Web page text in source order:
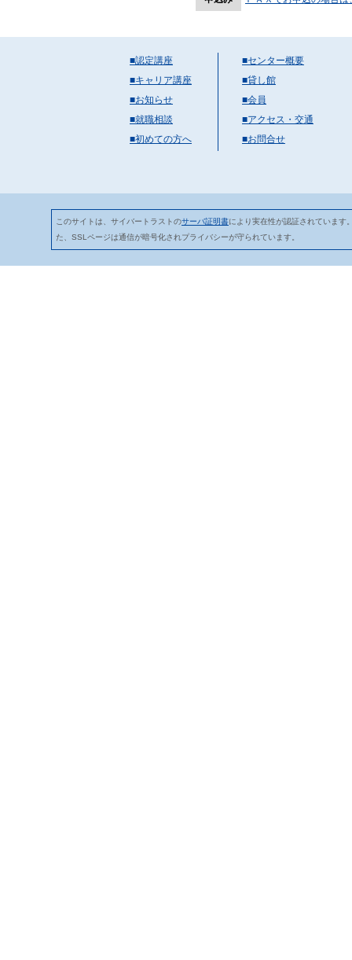
■認定講座
■キャリア講座
■お知らせ
■就職相談
■初めての方へ
■センター概要
■貸し館
■会員
■アクセス・交通
■お問合せ
このサイトは、サイバートラストのサーバ証明書により実在性が認証されています
た、SSLページは通信が暗号化されプライバシーが守られています。